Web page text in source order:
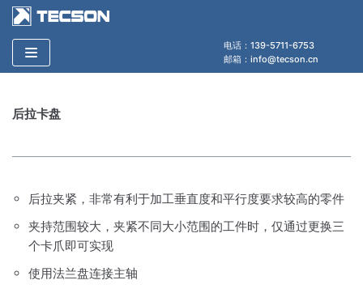
跳
至
正
文
电话：139-5711-6753
邮箱：info@tecson.cn
后拉卡盘
后拉夹紧，非常有利于加工垂直度和平行度要求较高的零件
夹持范围较大，夹紧不同大小范围的工件时，仅通过更换三
个卡爪即可实现
使用法兰盘连接主轴